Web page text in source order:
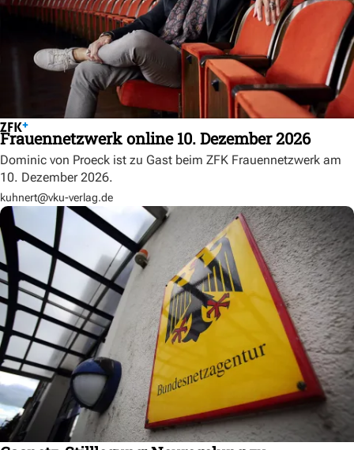
Frauennetzwerk online 10. Dezember 2026
Dominic von Proeck ist zu Gast beim ZFK Frauennetzwerk am
10. Dezember 2026.
kuhnert@vku-verlag.de